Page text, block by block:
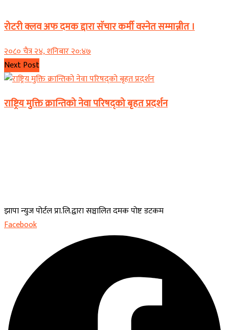
रोटरी क्लव अफ दमक द्दारा सॅचार कर्मी वस्नेत सम्मान्नीत ।
२०८० चैत्र २४, शनिबार २०:४७
Next Post
राष्ट्रिय मुक्ति क्रान्तिको नेवा परिषद्को बृहत प्रदर्शन
झापा न्युज पोर्टल प्रा.लि.द्वारा सञ्चालित दमक पोष्ट डटकम
Facebook